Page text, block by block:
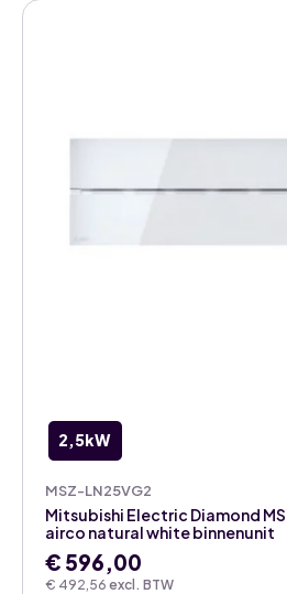
2,5kW
MSZ-LN25VG2
€ 492,56 excl. BTW
Mitsubishi Electric Diamond
airco natural white binnenunit
€ 596,00